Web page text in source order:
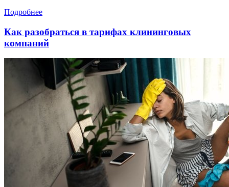
Подробнее
Как разобраться в тарифах клининговых
компаний